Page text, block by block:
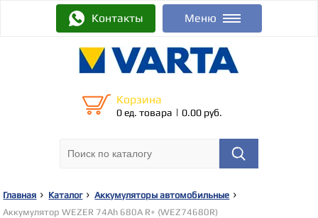
Контакты Меню
Корзина
0 ед. товара | 0.00 руб.
Главная Каталог
Аккумуляторы автомобильные
Аккумулятор WEZER 74Ah 680A R+ (WEZ74680R)